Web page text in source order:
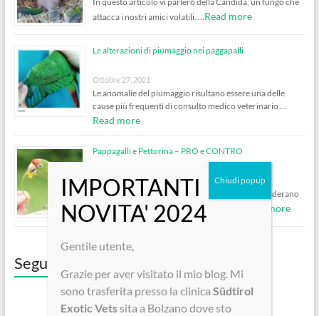
attacca i nostri amici volatili. … Read more
Le alterazioni di piumaggio nei paggapalli
Ottobre 27, 2021
Le anomalie del piumaggio risultano essere una delle
cause più frequenti di consulto medico veterinario …
Read more
Pappagalli e Pettorina – PRO e CONTRO
Ottobre 5, 2020
Molto spesso vengo contattata da clienti che desiderano
consigli per mettere la pettorina al loro …
Read more
Seguici su Facebook!
Gentile utente,
Grazie per aver visitato il mio blog. Mi
sono trasferita presso la clinicaSüdtirol
Exotic Vets sita a Bolzano dove sto